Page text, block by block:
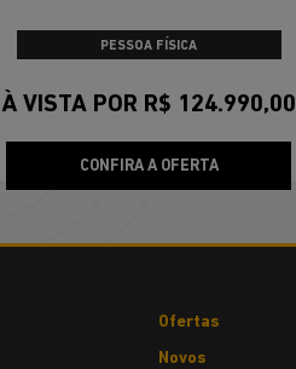
PESSOA FÍSICA
À VISTA POR R$ 124.990,00
CONFIRA A OFERTA
Ofertas
Novos